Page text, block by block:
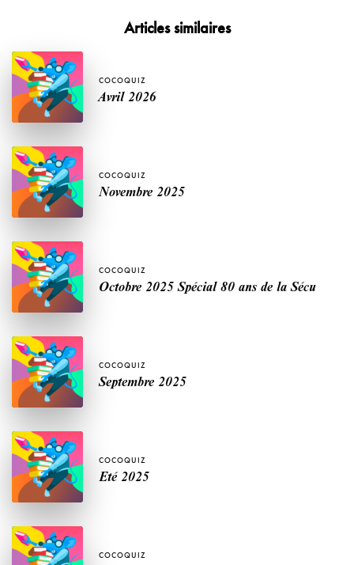
Articles similaires
COCOQUIZ
Avril 2026
COCOQUIZ
Novembre 2025
COCOQUIZ
Octobre 2025 Spécial 80 ans de la Sécu
COCOQUIZ
Septembre 2025
COCOQUIZ
Eté 2025
COCOQUIZ